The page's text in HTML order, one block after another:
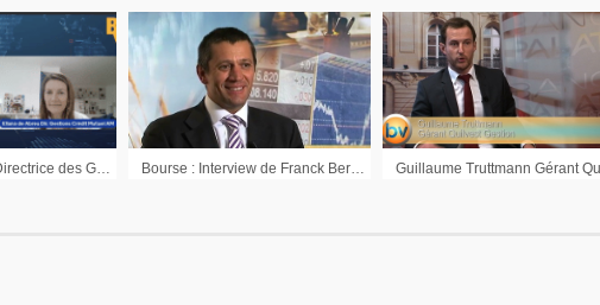
Bourse : Interview de Franck Bernard Directeur de la Stratégie d’investissement chez Cortal Consors